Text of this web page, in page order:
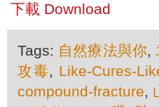
下載 Download
Tags: 自然療法與你,
攻毒, Like-Cures-
compound-fracture,